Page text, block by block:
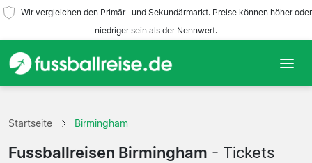
Wir vergleichen den Primär- und Sekundärmarkt. Preise können höher oder
niedriger sein als der Nennwert.
Mannschaften
Startseite Birmingham
Fussballreisen Birmingham - Tickets